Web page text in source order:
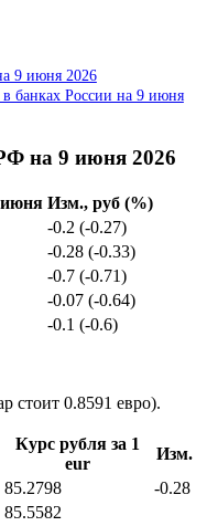
9 июня 2026
банках России на 9 июня
на 9 июня 2026
Изм., руб (%)
-0.2 (-0.27)
-0.28 (-0.33)
-0.7 (-0.71)
-0.07 (-0.64)
-0.1 (-0.6)
стоит 0.8591 евро).
Курс рубля за 1
eur
Изм.
85.2798
-0.28
85.5582